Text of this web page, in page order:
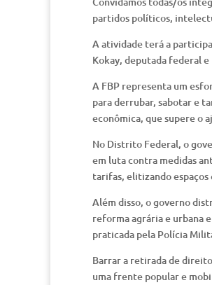
partidos políticos,
A atividade terá a
Kokay, deputada federal
A FBP representa um
para derrubar, sabotar e
econômica, que supere o
No Distrito Federal, o
em luta contra medidas
tarifas, elitizando espaços
Além disso, o governo
reforma agrária e urbana
praticada pela Polícia
Barrar a retirada de
uma frente popular e